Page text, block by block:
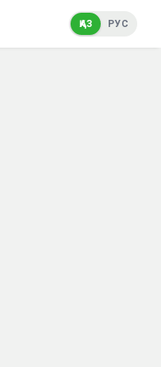
ҚАЗ РУС